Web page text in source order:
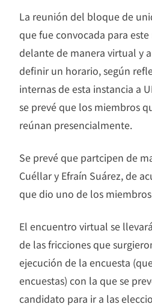
La reunión del bloque de
que fue convocada para
delante de manera virtual y
definir un horario, según
internas de esta instancia a
se prevé que los miembros
reúnan presencialmente.
Se prevé que partcipen de
Cuéllar y Efraín Suárez, de
que dio uno de los
El encuentro virtual se
de las fricciones que
ejecución de la encuesta
encuestas) con la que se
candidato para ir a las